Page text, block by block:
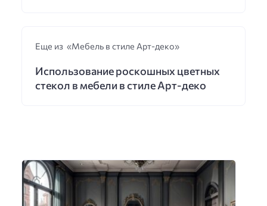
Еще из «Мебель в стиле Арт-деко»
Использование роскошных цветных
стекол в мебели в стиле Арт-деко